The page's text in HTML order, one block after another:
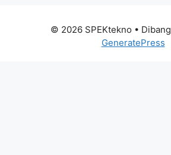
© 2026 SPEKtekno •
GeneratePress